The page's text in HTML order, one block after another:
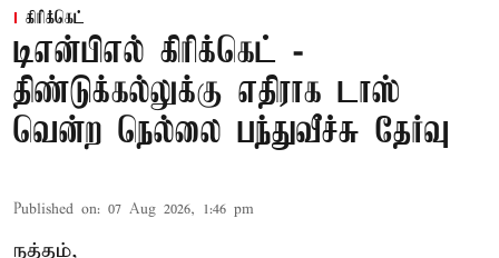
கிரிக்கெட்
டிஎன்பிஎல் கிரிக்கெட் -
திண்டுக்கல்லுக்கு எதிராக டாஸ்
வென்ற நெல்லை பந்துவீச்சு தேர்வு
Published on: 07 Aug 2026, 1:46 pm
நத்தம்,